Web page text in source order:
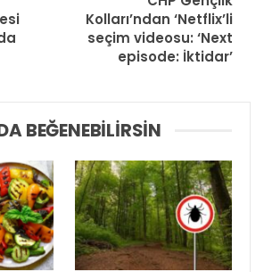
Kolları’ndan ‘Netflix’li
seçim videosu: ‘Next
episode: İktidar’
BEĞENEBILIRSIN